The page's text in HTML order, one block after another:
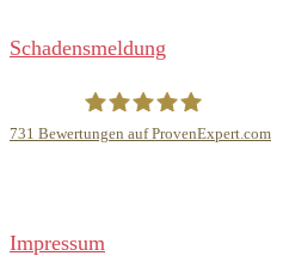
Schadensmeldung
731 Bewertungen auf ProvenExpert.com
Impressum